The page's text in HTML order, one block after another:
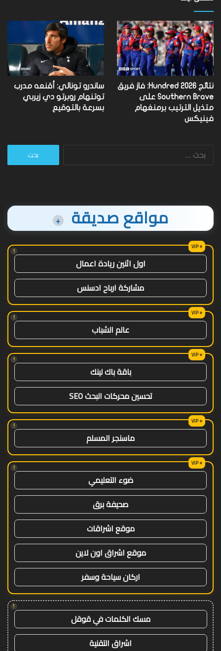
نتائج Hundred 2026: فاز فريق
Southern Brave على
متذيل الترتيب برمنغهام
فينيكس
ساندرو تونالي: أقنعه مدرب
توتنهام روبرتو دي زيربي
بسرعة بالتوقيع
البحث
مواقع صديقة +
!
اول اثنين ريادة اعمال
مشاركة ارباح ادسنس
!
عالم الشباب
!
باقة باك لينك
تحسين محركات البحث SEO
!
ماسنجر المسلم
!
ضوء التعليمي
صحيفة برق
موقع اشراقات
موقع اشراق اون لاين
اركان سياحة وسفر
!
مسك الكلمات في قوقل
اشراق التقنية